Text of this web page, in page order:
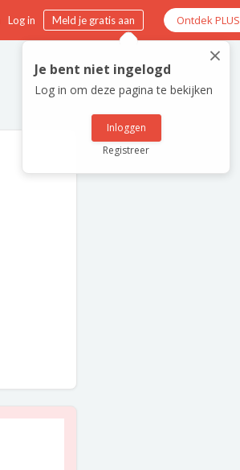
Log in Meld je gratis aan Ontdek PLUS
×
Je bent niet ingelogd
Log in om deze pagina te bekijken
Inloggen
Registreer